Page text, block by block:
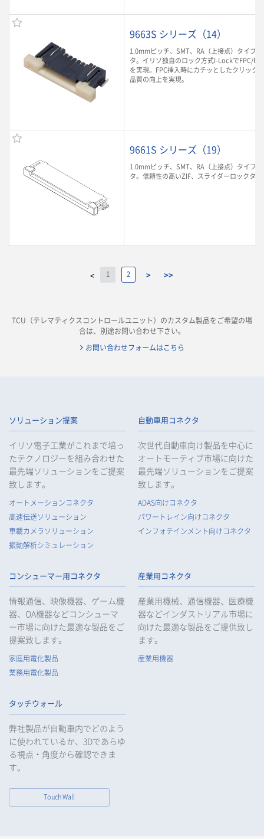
9663S シリーズ（14）
1.0mmピッチ、SMT、RA（上接点）タイプ
タ。イリソ独自のロック方式I-LockでFPC/
を実現。FPC挿入時にカチッとしたクリック
品質の向上を実現。
9661S シリーズ（19）
1.0mmピッチ、SMT、RA（上接点）タイプ
タ。信頼性の高いZIF、スライダーロックタ
< 1 2 > >>
TCU（テレマティクスコントロールユニット）のカスタム製品をご希望の場
合は、別途お問い合わせ下さい。
お問い合わせフォームはこちら
ソリューション提案
イリソ電子工業がこれまで培っ
たテクノロジーを組み合わせた
最先端ソリューションをご提案
致します。
オートメーションコネクタ
高速伝送ソリューション
車載カメラソリューション
振動解析シミュレーション
自動車用コネクタ
次世代自動車向け製品を中心に
オートモーティブ市場に向けた
最先端ソリューションをご提案
致します。
ADAS向けコネクタ
パワートレイン向けコネクタ
インフォテインメント向けコネクタ
コンシューマー用コネクタ
情報通信、映像機器、ゲーム機
器、OA機器などコンシューマ
ー市場に向けた最適な製品をご
提案致します。
家庭用電化製品
業務用電化製品
産業用コネクタ
産業用機械、通信機器、医療機
器などインダストリアル市場に
向けた最適な製品をご提供致し
ます。
産業用機器
タッチウォール
弊社製品が自動車内でどのよう
に使われているか、3Dであらゆ
る視点・角度から確認できま
す。
Touch Wall